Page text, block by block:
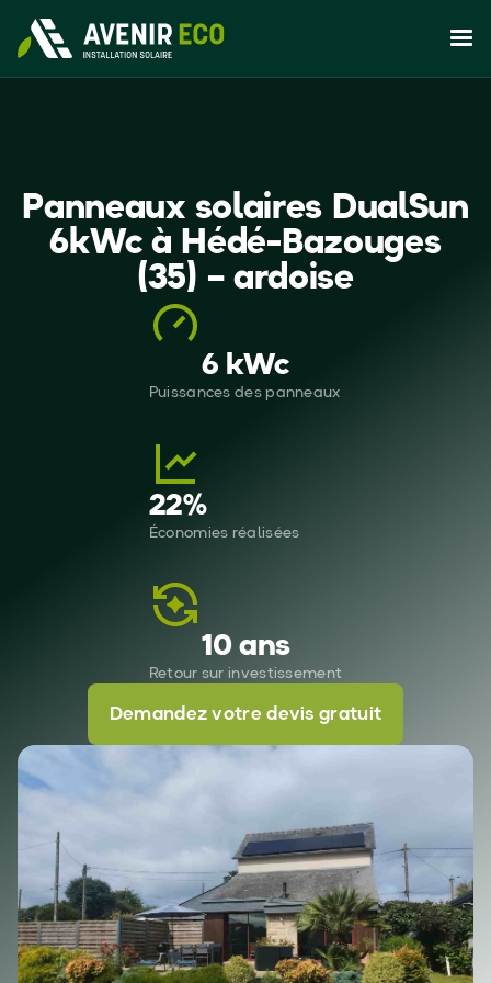
Panneaux solaires DualSun
6kWc à Hédé-Bazouges
(35) – ardoise
6 kWc
Puissances des panneaux
22%
Économies réalisées
10 ans
Retour sur investissement
Demandez votre devis gratuit